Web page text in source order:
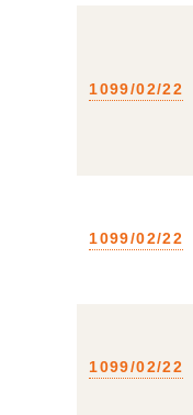
1099/02/22
1099/02/22
1099/02/22